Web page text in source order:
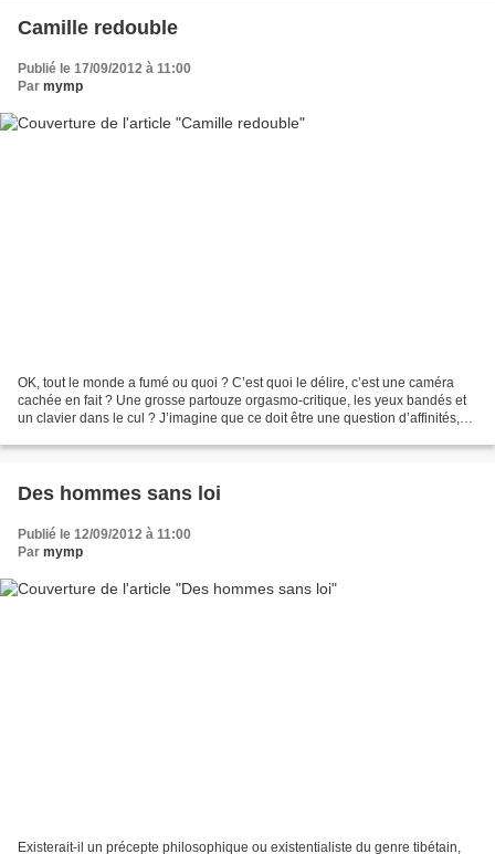
Camille redouble
Publié le 17/09/2012 à 11:00
Par mymp
OK, tout le monde a fumé ou quoi ? C’est quoi le délire, c’est une caméra
cachée en fait ? Une grosse partouze orgasmo-critique, les yeux bandés et
un clavier dans le cul ? J’imagine que ce doit être une question d’affinités,
Des hommes sans loi
Publié le 12/09/2012 à 11:00
Par mymp
Existerait-il un précepte philosophique ou existentialiste du genre tibétain,